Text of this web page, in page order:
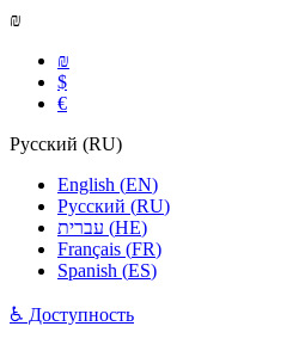
₪
₪
$
€
Русский (RU)
English (EN)
Русский (RU)
(HE)
Français (FR)
Spanish (ES)
♿ Доступность